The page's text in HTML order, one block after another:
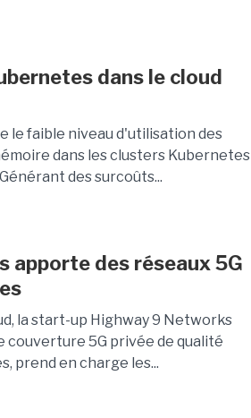
dans le cloud
le faible niveau d'utilisation des
dans les clusters Kubernetes
des surcoûts...
apporte des réseaux 5G
la start-up Highway 9 Networks
5G privée de qualité
prend en charge les...